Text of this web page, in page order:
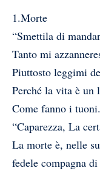
1.Morte
“Smettila di
Tanto mi
Piuttosto leggimi
Perché la vita è
Come fanno i tuoni.
“Caparezza, La
La morte è, nelle
fedele compagna